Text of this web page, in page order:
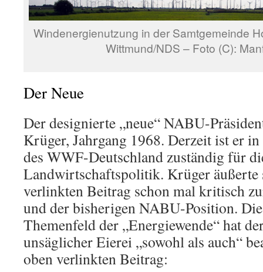
Windenergienutzung in der Samtgemeinde
Wittmund/NDS – Foto (C):
Der Neue
Der designierte „neue“ NABU-
Krüger, Jahrgang 1968. Derzeit ist er
des WWF-Deutschland zuständig für
Landwirtschaftspolitik. Krüger äußerte
verlinkten Beitrag schon mal kritisch
und der bisherigen NABU-Position.
Themenfeld der „Energiewende“ hat
unsäglicher Eierei „sowohl als auch“
oben verlinkten Beitrag: